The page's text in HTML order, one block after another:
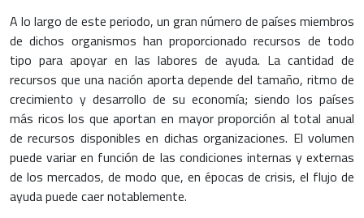
A lo largo de este periodo, un gran número de países miembros
de dichos organismos han proporcionado recursos de todo
tipo para apoyar en las labores de ayuda. La cantidad de
recursos que una nación aporta depende del tamaño, ritmo de
crecimiento y desarrollo de su economía; siendo los países
más ricos los que aportan en mayor proporción al total anual
de recursos disponibles en dichas organizaciones. El volumen
puede variar en función de las condiciones internas y externas
de los mercados, de modo que, en épocas de crisis, el flujo de
ayuda puede caer notablemente.